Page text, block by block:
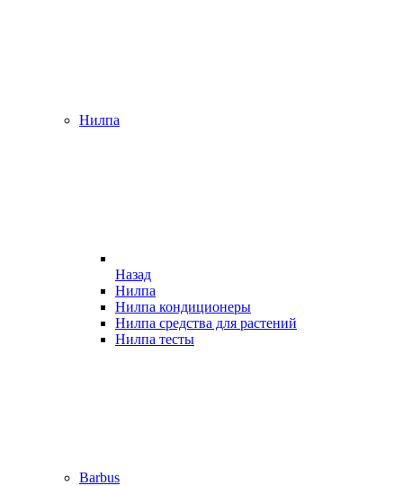
Нилпа
Назад
Нилпа
Нилпа кондиционеры
Нилпа средства для растений
Нилпа тесты
Barbus